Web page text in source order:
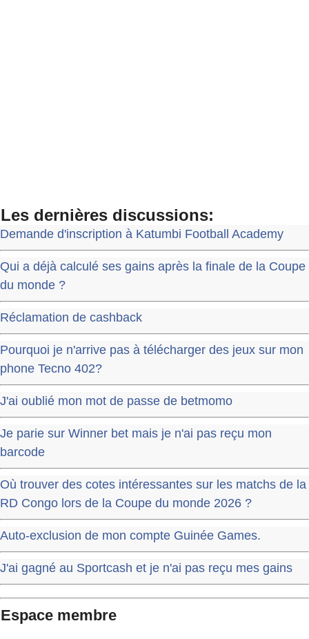
Les dernières discussions:
Demande d'inscription à Katumbi Football Academy
Qui a déjà calculé ses gains après la finale de la Coupe
du monde ?
Réclamation de cashback
Pourquoi je n'arrive pas à télécharger des jeux sur mon
phone Tecno 402?
J'ai oublié mon mot de passe de betmomo
Je parie sur Winner bet mais je n'ai pas reçu mon
barcode
Où trouver des cotes intéressantes sur les matchs de la
RD Congo lors de la Coupe du monde 2026 ?
Auto-exclusion de mon compte Guinée Games.
J'ai gagné au Sportcash et je n'ai pas reçu mes gains
Espace membre